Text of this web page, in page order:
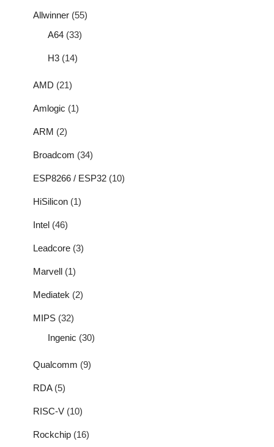
Allwinner (55)
A64 (33)
H3 (14)
AMD (21)
Amlogic (1)
ARM (2)
Broadcom (34)
ESP8266 / ESP32 (10)
HiSilicon (1)
Intel (46)
Leadcore (3)
Marvell (1)
Mediatek (2)
MIPS (32)
Ingenic (30)
Qualcomm (9)
RDA(5)
RISC-V (10)
Rockchip (16)